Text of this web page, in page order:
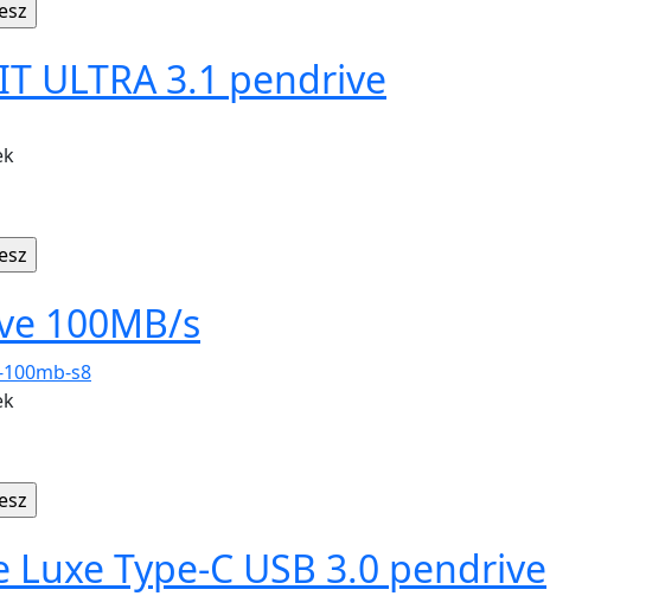
ULTRA 3.1 pendrive
100MB/s
Luxe Type-C USB 3.0 pendrive